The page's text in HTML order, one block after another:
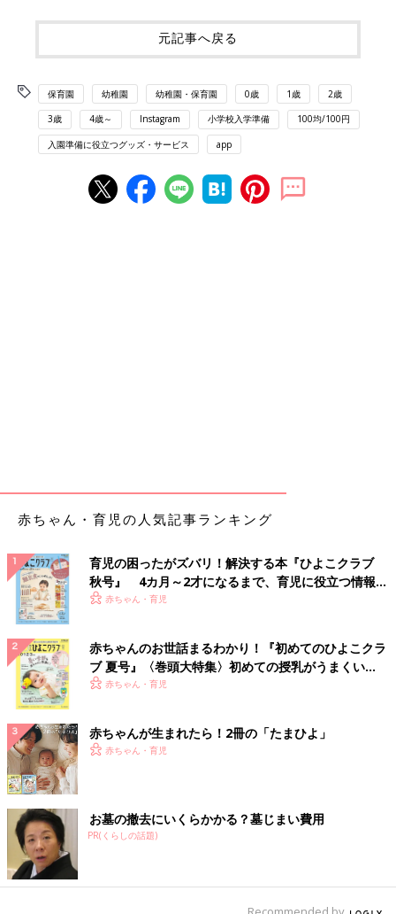
元記事へ戻る
保育園 幼稚園 幼稚園・保育園 0歳 1歳 2歳
3歳 4歳～ Instagram 小学校入学準備 100均/100円
入園準備に役立つグッズ・サービス app
赤ちゃん・育児の人気記事ランキング
育児の困ったがズバリ！解決する本『ひよこクラブ
秋号』 4カ月～2才になるまで、育児に役立つ情報が
いっぱい！
赤ちゃん・育児
赤ちゃんのお世話まるわかり！『初めてのひよこクラ
ブ 夏号』〈巻頭大特集〉初めての授乳がうまくい
く！ おっぱい・ミルクの基本と夏のトラブル 解決テ
赤ちゃん・育児
赤ちゃんが生まれたら！2冊の「たまひよ」
赤ちゃん・育児
お墓の撤去にいくらかかる？墓じまい費用
PR(くらしの話題)